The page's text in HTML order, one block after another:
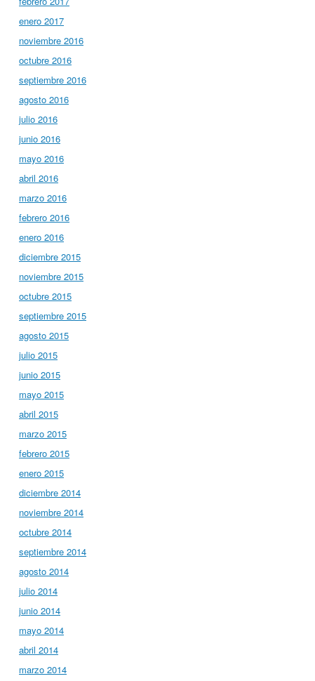
enero 2017
noviembre 2016
octubre 2016
septiembre 2016
agosto 2016
julio 2016
junio 2016
mayo 2016
abril 2016
marzo 2016
febrero 2016
enero 2016
diciembre 2015
noviembre 2015
octubre 2015
septiembre 2015
agosto 2015
julio 2015
junio 2015
mayo 2015
abril 2015
marzo 2015
febrero 2015
enero 2015
diciembre 2014
noviembre 2014
octubre 2014
septiembre 2014
agosto 2014
julio 2014
junio 2014
mayo 2014
abril 2014
marzo 2014